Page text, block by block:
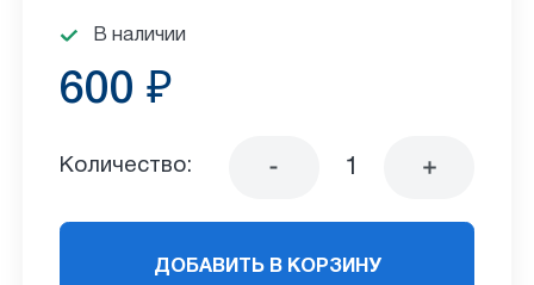
В наличии
600 ₽
Количество:
ДОБАВИТЬ В КОРЗИНУ